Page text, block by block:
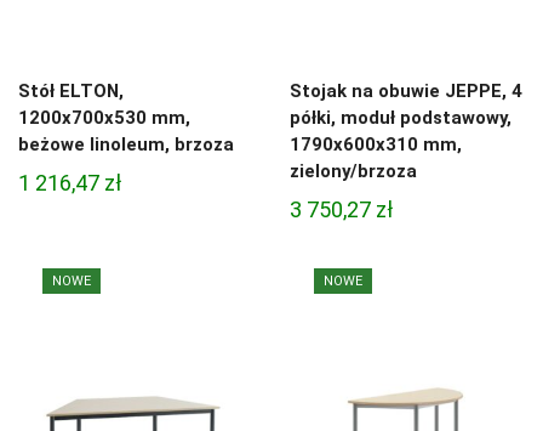
Stół ELTON,
1200x700x530 mm,
beżowe linoleum, brzoza
1 216,47 zł
Stojak na obuwie JEPPE, 4
półki, moduł podstawowy,
1790x600x310 mm,
zielony/brzoza
3 750,27 zł
NOWE NOWE